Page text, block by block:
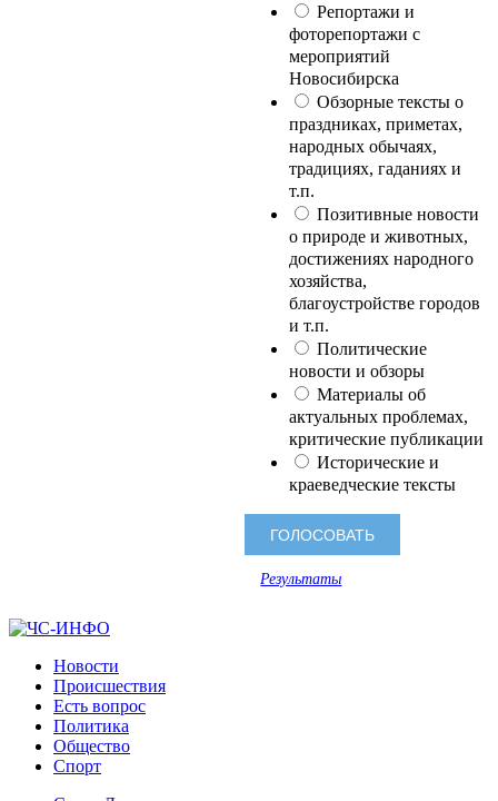
Репортажи и
фоторепортажи с
мероприятий
Новосибирска
Обзорные тексты о
праздниках, приметах,
народных обычаях,
традициях, гаданиях и
т.п.
Позитивные новости
о природе и животных,
достижениях народного
хозяйства,
благоустройстве городов
и т.п.
Политические
новости и обзоры
Материалы об
актуальных проблемах,
критические публикации
Исторические и
краеведческие тексты
Результаты
Новости
Происшествия
Есть вопрос
Политика
Общество
Спорт